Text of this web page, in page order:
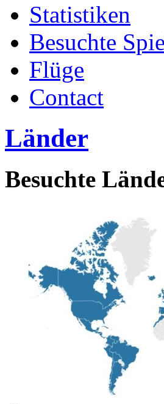
Statistiken
Besuchte
Flüge
Contact
Länder
Besuchte